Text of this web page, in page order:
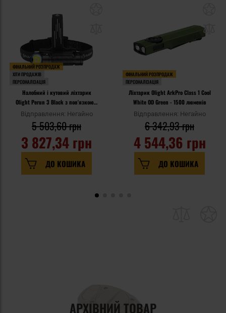
ФІНАЛЬНИЙ РОЗПРОДАЖ
ХІТИ ПРОДАЖІВ
ПЕРСОНАЛІЗАЦІЯ
Налобний і кутовий ліхтарик
Olight Perun 3 Black з пов'язкою -
3000 люменів
Відправлення: Негайно
3 827,34 грн
5 503,60 грн
ДО КОШИКА
ФІНАЛЬНИЙ РОЗПРОДАЖ
ПЕРСОНАЛІЗАЦІЯ
Ліхтарик Olight ArkPro Class 1 Cool
White OD Green - 1500 люменів
Відправлення: Негайно
4 544,36 грн
6 342,93 грн
ДО КОШИКА
АРХІВНИЙ ТОВАР